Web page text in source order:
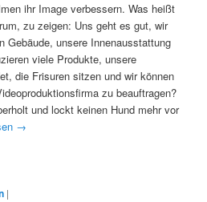
ihr Image verbessern. Was heißt
zu zeigen: Uns geht es gut, wir
Gebäude, unsere Innenausstattung
viele Produkte, unsere
die Frisuren sitzen und wir können
zu beauftragen?
und lockt keinen Hund mehr vor
→
|